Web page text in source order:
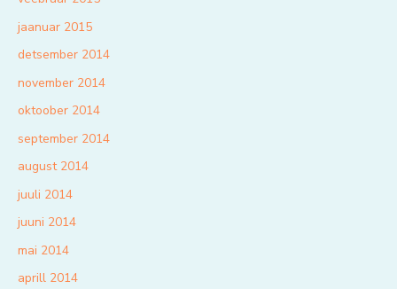
jaanuar 2015
detsember 2014
november 2014
oktoober 2014
september 2014
august 2014
juuli 2014
juuni 2014
mai 2014
aprill 2014